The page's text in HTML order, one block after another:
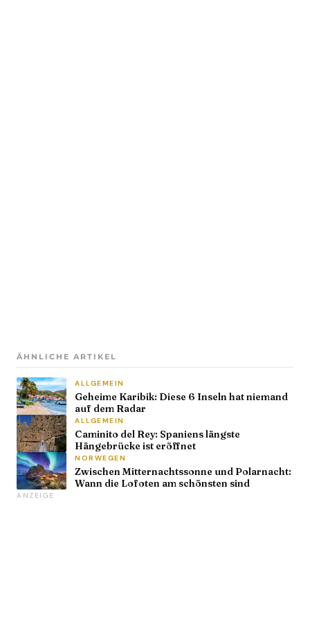
ÄHNLICHE ARTIKEL
ALLGEMEIN
Geheime Karibik: Diese 6 Inseln hat niemand
auf dem Radar
ALLGEMEIN
Caminito del Rey: Spaniens längste
Hängebrücke ist eröffnet
NORWEGEN
Zwischen Mitternachtssonne und Polarnacht:
Wann die Lofoten am schönsten sind
ANZEIGE